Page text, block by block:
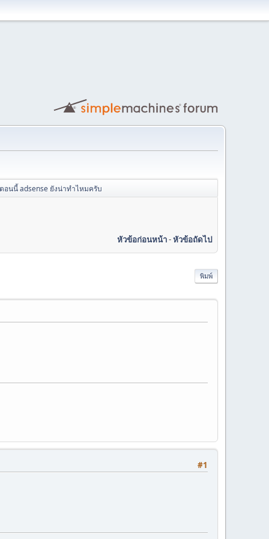
ตอนนี้ adsense ยังน่าทำไหมครับ
หัวข้อก่อนหน้า-หัวข้อถัดไป
พิมพ์
#1